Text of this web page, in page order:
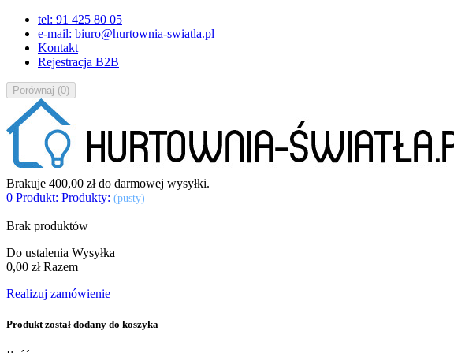
tel: 91 425 80 05
e-mail: biuro@hurtownia-swiatla.pl
Kontakt
Rejestracja B2B
Porównaj (0)
Brakuje 400,00 złdo darmowej wysyłki.
0 Produkt: Produkty: (pusty)
Brak produktów
Do ustalenia Wysyłka
0,00 zł Razem
Realizuj zamówienie
Produkt został dodany do koszyka